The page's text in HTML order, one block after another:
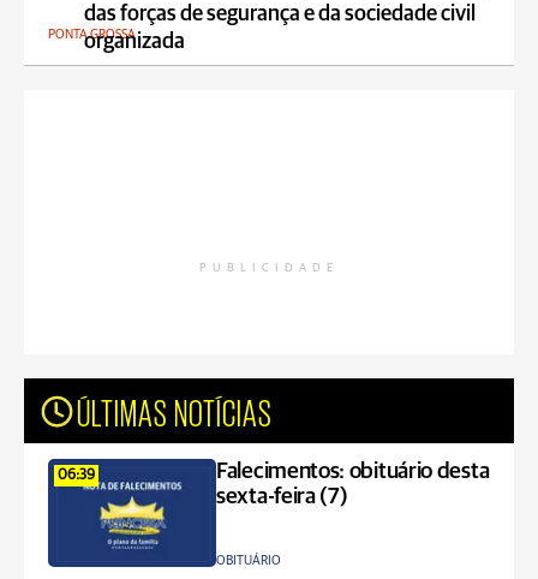
das forças de segurança e da sociedade civil
organizada
PONTA GROSSA
PUBLICIDADE
ÚLTIMAS NOTÍCIAS
06:39
Falecimentos: obituário desta
sexta-feira (7)
OBITUÁRIO